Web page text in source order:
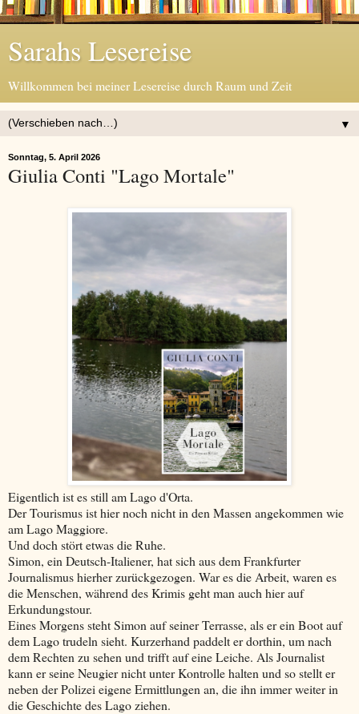
Sarahs Lesereise
Willkommen bei meiner Lesereise durch Raum und Zeit
▼
Sonntag, 5. April 2026
Giulia Conti "Lago Mortale"
Eigentlich ist es still am Lago d'Orta.
Der Tourismus ist hier noch nicht in den Massen angekommen wie
am Lago Maggiore.
Und doch stört etwas die Ruhe.
Simon, ein Deutsch-Italiener, hat sich aus dem Frankfurter
Journalismus hierher zurückgezogen. War es die Arbeit, waren es
die Menschen, während des Krimis geht man auch hier auf
Erkundungstour.
Eines Morgens steht Simon auf seiner Terrasse, als er ein Boot auf
dem Lago trudeln sieht. Kurzerhand paddelt er dorthin, um nach
dem Rechten zu sehen und trifft auf eine Leiche. Als Journalist
kann er seine Neugier nicht unter Kontrolle halten und so stellt er
neben der Polizei eigene Ermittlungen an, die ihn immer weiter in
die Geschichte des Lago ziehen.